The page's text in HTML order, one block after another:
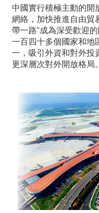
中國實行積極主動的開
網絡，加快推進自由貿
帶一路”成為深受歡迎
一百四十多個國家和地
一，吸引外資和對外投
更深層次對外開放格局。